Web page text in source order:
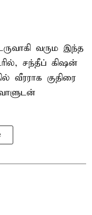
வரும இந்த
சந்தீப் கிஷன்
வீரராக குதிரை